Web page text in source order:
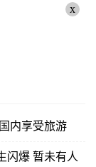
x
内享受旅游
闪爆 暂未有人